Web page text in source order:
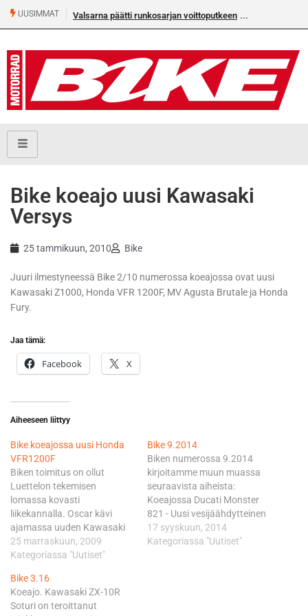
UUSIMMAT Valsarna päätti runkosarjan voittoputkeen
Bike koeajo uusi Kawasaki
Versys
25 tammikuun, 2010 Bike
Juuri ilmestyneessä Bike 2/10 numerossa koeajossa ovat uusi
Kawasaki Z1000, Honda VFR 1200F, MV Agusta Brutale ja Honda
Fury.
Jaa tämä:
Facebook X
Aiheeseen liittyy
Bike koeajossa uusi Honda
VFR1200F
Biken toimitus on ollut
Luettelon tekemisen
lomassa kovasti
liikekannalla. Oscar kävi
ajamassa uuden Kawasaki
Z1000:n, Magnus ja Tero
lennähtivät koeajamaan
kollegamme Morten sai
kunnian ottaa ensimmäiset
tyypit VFR 1200F:llä. -
25 marraskuun, 2009
Kategoriassa "Uutiset"
Bike 9.2014
Biken numerossa 9.2014
kirjoitamme muun muassa
seuraavista aiheista:
Koeajossa Ducati Monster
821 - Uusi vesijäähdytteinen
821 korvaa
ilmajäähdytteisen 796:n.
17 syyskuun, 2014
Kategoriassa "Uutiset"
Bike 3.16
Koeajo. Kawasaki ZX-10R
Soturi on teroittanut